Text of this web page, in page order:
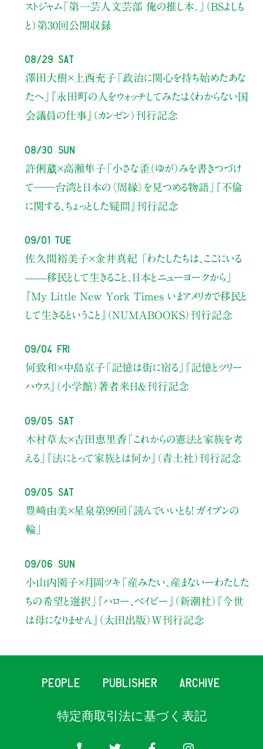
ストジャム「第一芸人文芸部 俺の推し本。」（BSよしも
と） 第30回公開収録
08/29 Sat
澤田大樹×上西充子 「政治に関心を持ち始めたあな
たへ」
『永田町の人をウォッチしてみた：よくわからない国
会議員の仕事』（カンゼン）刊行記念
08/30 Sun
許俐葳×高瀬隼子 「小さな歪（ゆが）みを書きつづけ
て――台湾と日本の〈周縁〉を見つめる物語」
『不倫
に関する、ちょっとした疑問』刊行記念
09/01 Tue
佐久間裕美子×金井真紀 「わたしたちは、ここにいる
——移民として生きること、日本とニューヨークから」
『My Little New York Times いまアメリカで移民と
して生きるということ』（NUMABOOKS）刊行記念
09/04 Fri
何致和×中島京子 「記憶は街に宿る」
『記憶とツリー
ハウス』（小学館）著者来日＆刊行記念
09/05 Sat
木村草太×吉田恵里香 「これからの憲法と家族を考
える」
『法にとって家族とは何か』（青土社）刊行記念
09/05 Sat
豊﨑由美×星泉 第99回「読んでいいとも！ ガイブンの
輪」
09/06 Sun
小山内園子×月岡ツキ 「産みたい、産まないーわたした
ちの希望と選択」
『ハロー、ベイビー』（新潮社） 『今世
は母になりません』（太田出版）W刊行記念
PEOPLE PUBLISHER ARCHIVE
特定商取引法に基づく表記